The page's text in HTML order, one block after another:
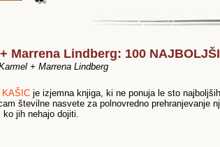
Marrena Lindberg: 100
+ Marrena Lindberg
KAŠIC je izjemna knjiga, ki ne ponuja le sto
številne nasvete za polnovredno prehranjevanje
jih nehajo dojiti.